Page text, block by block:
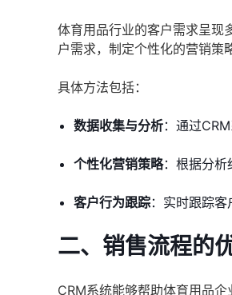
体育用品行业的客户需求呈现
户需求，制定个性化的营销策
具体方法包括：
数据收集与分析：通过
个性化营销策略：根据分析
客户行为跟踪：实时跟踪客
二、销售流程的
CRM系统能够帮助体育用品